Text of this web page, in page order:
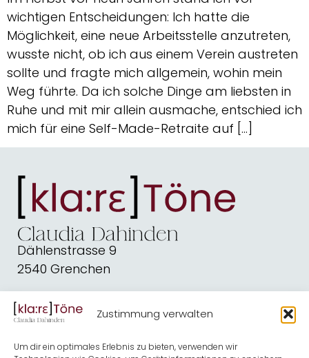
Zustimmung verwalten
Um dir ein optimales Erlebnis zu bieten, verwenden wir
wichtigen Entscheidungen: Ich hatte die
Möglichkeit, eine neue Arbeitsstelle anzutreten,
wusste nicht, ob ich aus einem Verein austreten
sollte und fragte mich allgemein, wohin mein
Weg führte. Da ich solche Dinge am liebsten in
Ruhe und mit mir allein ausmache, entschied ich
mich für eine Self-Made-Retraite auf […]
Dählenstrasse 9
2540 Grenchen
dahindenbooks@quickline.ch
Schreiben